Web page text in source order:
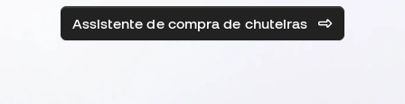
Assistente de compra de chuteiras